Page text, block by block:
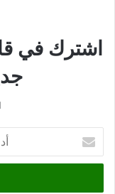
اشترك في
بريدك
الإلكتروني